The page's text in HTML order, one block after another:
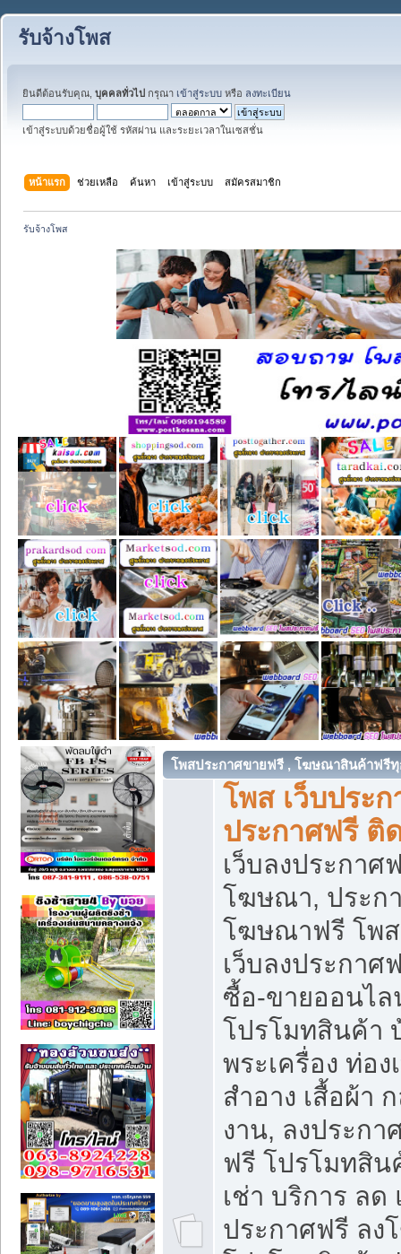
รับจ้างโพส
ยินดีต้อนรับคุณ, บุคคลทั่วไป กรุณา เข้าสู่ระบบ หรือ ลงทะเบียน
เข้าสู่ระบบด้วยชื่อผู้ใช้ รหัสผ่าน และระยะเวลาในเซสชั่น
หน้าแรก ช่วยเหลือ ค้นหา เข้าสู่ระบบ สมัครสมาชิก
รับจ้างโพส
โพสประกาศขายฟรี , โฆษณาสินค้าฟรี
โพส เว็บประก
ประกาศฟรี ติ
เว็บลงประกา
โฆษณา, ประก
โฆษณาฟรี โพส
เว็บลงประกา
ซื้อ-ขายออนไล
โปรโมทสินค้า
พระเครื่อง ท่อง
สำอาง เสื้อผ้า
งาน, ลงประก
ฟรี โปรโมทสิ
เช่า บริการ ลด
ประกาศฟรี ล